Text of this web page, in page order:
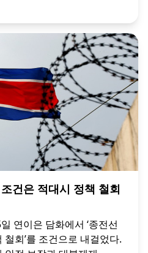
건은 적대시 정책 철회
연이은 담화에서 ‘종전선
철회’를 조건으로 내걸었다.